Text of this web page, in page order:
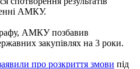
АМКУ.
АМКУ позбавив
закупівлях на 3 роки.
про розкриття змови під